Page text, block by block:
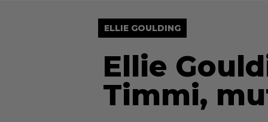
ELLIE GOULDING
Ellie
Timmi,